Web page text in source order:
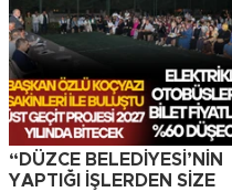
“DÜZCE BELEDİYESİ’NİN
YAPTIĞI İŞLERDEN SİZE